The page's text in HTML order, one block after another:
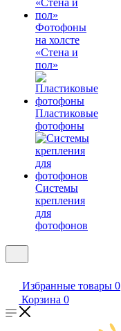
Фотофоны
на холсте
«Стена и
пол»
Пластиковые
фотофоны
Системы
крепления
для
фотофонов
Избранные товары 0
Корзина 0